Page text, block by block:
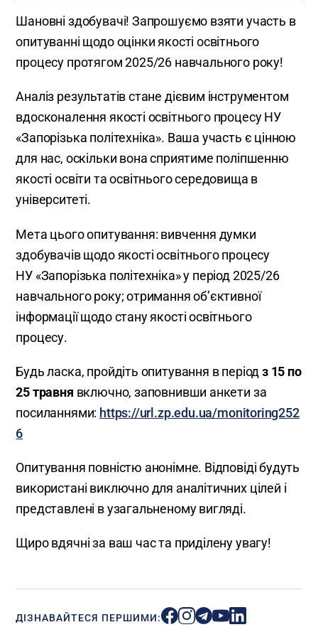
Шановні здобувачі! Запрошуємо взяти участь в
опитуванні щодо оцінки якості освітнього
процесу протягом 2025/26 навчального року!
Аналіз результатів стане дієвим інструментом
вдосконалення якості освітнього процесу НУ
«Запорізька політехніка». Ваша участь є цінною
для нас, оскільки вона сприятиме поліпшенню
якості освіти та освітнього середовища в
університеті.
Мета цього опитування: вивчення думки
здобувачів щодо якості освітнього процесу
НУ «Запорізька політехніка» у період 2025/26
навчального року; отримання об’єктивної
інформації щодо стану якості освітнього
процесу.
Будь ласка, пройдіть опитування в періодз 15 по
25 травня включно, заповнивши анкети за
посиланнями: https://url.zp.edu.ua/monitoring252
6
Опитування повністю анонімне. Відповіді будуть
використані виключно для аналітичних цілей і
представлені в узагальненому вигляді.
Щиро вдячні за ваш час та приділену увагу!
ДІЗНАВАЙТЕСЯ ПЕРШИМИ: